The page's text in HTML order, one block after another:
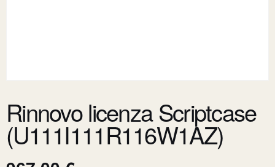
Rinnovo licenza Scriptcase
(U111I111R116W1AZ)